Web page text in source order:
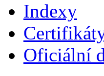
Indexy
Oficiální